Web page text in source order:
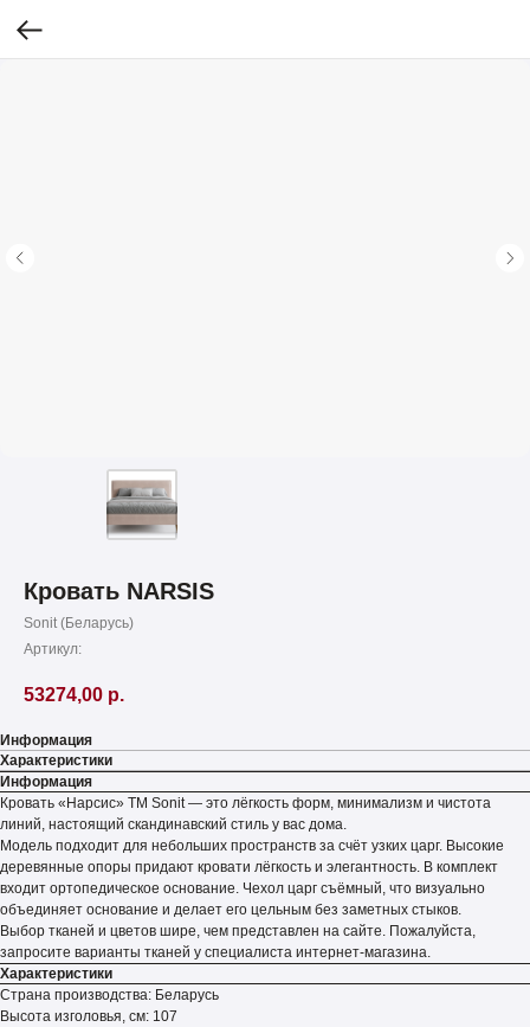
Кровать NARSIS
Sonit (Беларусь)
Артикул:
53274,00 р.
Информация
Характеристики
Информация
Кровать «Нарсис» ТМ Sonit — это лёгкость форм, минимализм и чистота
линий, настоящий скандинавский стиль у вас дома.
Модель подходит для небольших пространств за счёт узких царг. Высокие
деревянные опоры придают кровати лёгкость и элегантность. В комплект
входит ортопедическое основание. Чехол царг съёмный, что визуально
объединяет основание и делает его цельным без заметных стыков.
Выбор тканей и цветов шире, чем представлен на сайте. Пожалуйста,
запросите варианты тканей у специалиста интернет-магазина.
Характеристики
Страна производства: Беларусь
Высота изголовья, см: 107